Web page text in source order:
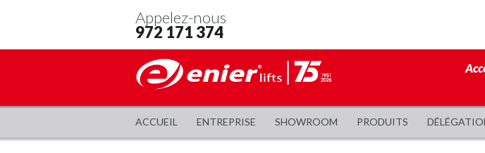
Appelez-nous
972 171 374
ACCUEIL ENTREPRISE SHOWROOM PRODUITS